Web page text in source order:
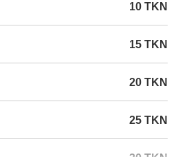
10 TKN
15 TKN
20 TKN
25 TKN